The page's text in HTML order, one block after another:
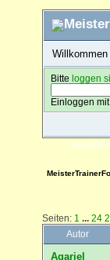
Bitte loggen
Einloggen
Seiten: 1 ... 24
Autor
Agariel